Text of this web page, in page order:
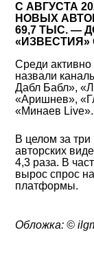
С АВГУСТА
НОВЫХ
69,7 ТЫС. —
Среди
назвали
Дабл Бабл»,
«Аришнев»,
«Минаев Live».
В целом за три
авторских
4,3 раза. В
вырос спрос
платформы.
Обложка: ©